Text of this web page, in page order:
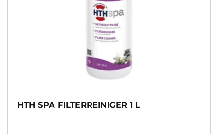
HTH SPA FILTERREINIGER 1 L